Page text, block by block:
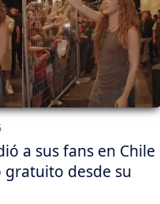
a sus fans en Chile
desde su